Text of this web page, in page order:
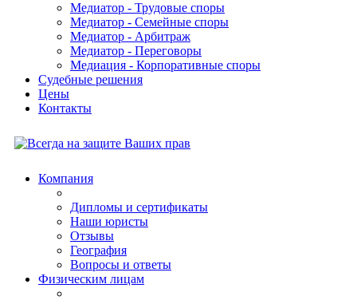
Медиатор - Трудовые споры
Медиатор - Семейные споры
Медиатор - Арбитраж
Медиатор - Переговоры
Медиация - Корпоративные споры
Судебные решения
Цены
Контакты
Компания
Дипломы и сертификаты
Наши юристы
Отзывы
География
Вопросы и ответы
Физическим лицам